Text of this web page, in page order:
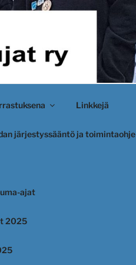
Linkkejä
järjestyssääntö ja toimintaohje
ajat
2025